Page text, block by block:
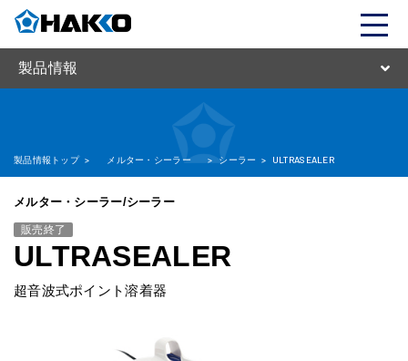
製品情報
製品情報トップ > メルター・シーラー > シーラー > ULTRASEALER
メルター・シーラー/シーラー
販売終了
ULTRASEALER
超音波式ポイント溶着器